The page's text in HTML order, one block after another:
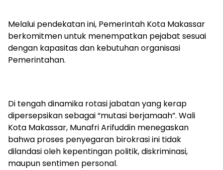
Melalui pendekatan ini, Pemerintah Kota Makassar
berkomitmen untuk menempatkan pejabat sesuai
dengan kapasitas dan kebutuhan organisasi
Pemerintahan.
Di tengah dinamika rotasi jabatan yang kerap
dipersepsikan sebagai “mutasi berjamaah”. Wali
Kota Makassar, Munafri Arifuddin menegaskan
bahwa proses penyegaran birokrasi ini tidak
dilandasi oleh kepentingan politik, diskriminasi,
maupun sentimen personal.